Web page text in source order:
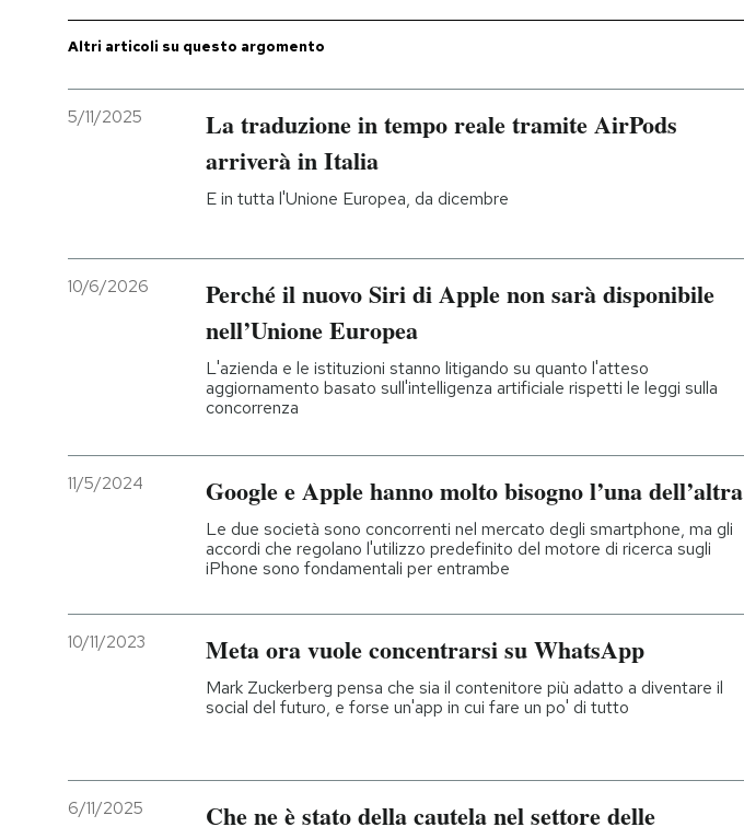
Altri articoli su questo argomento
5/11/2025
La traduzione in tempo reale tramite AirPods
arriverà in Italia
E in tutta l'Unione Europea, da dicembre
10/6/2026
Perché il nuovo Siri di Apple non sarà disponibile
nell’Unione Europea
L'azienda e le istituzioni stanno litigando su quanto l'atteso
aggiornamento basato sull'intelligenza artificiale rispetti le leggi sulla
concorrenza
11/5/2024 Google e Apple hanno molto bisogno l’una dell’altra
Le due società sono concorrenti nel mercato degli smartphone, ma gli
accordi che regolano l'utilizzo predefinito del motore di ricerca sugli
iPhone sono fondamentali per entrambe
10/11/2023 Meta ora vuole concentrarsi su WhatsApp
Mark Zuckerberg pensa che sia il contenitore più adatto a diventare il
social del futuro, e forse un'app in cui fare un po' di tutto
6/11/2025
Che ne è stato della cautela nel settore delle